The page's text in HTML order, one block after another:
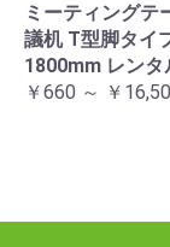
ミーティングテ
議机 T型脚タイ
1800mm レンタ
￥660 ～ ￥